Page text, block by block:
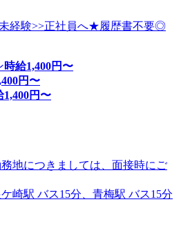
未経験>>正社員へ★履歴書不要◎
時給1,400円〜
円〜
1,400円〜
地につきましては、面接時にご
崎駅 バス15分、青梅駅 バス15分